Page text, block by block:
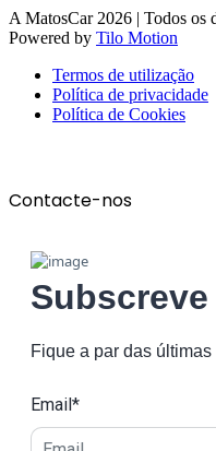
A MatosCar 2026 | Todos os
Powered by Tilo Motion
Termos de utilização
Política de privacidade
Política de Cookies
Contacte-nos